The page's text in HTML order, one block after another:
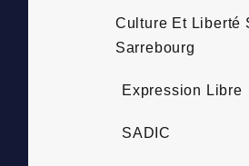
Culture Et Liberté
Sarrebourg
Expression Libre
SADIC